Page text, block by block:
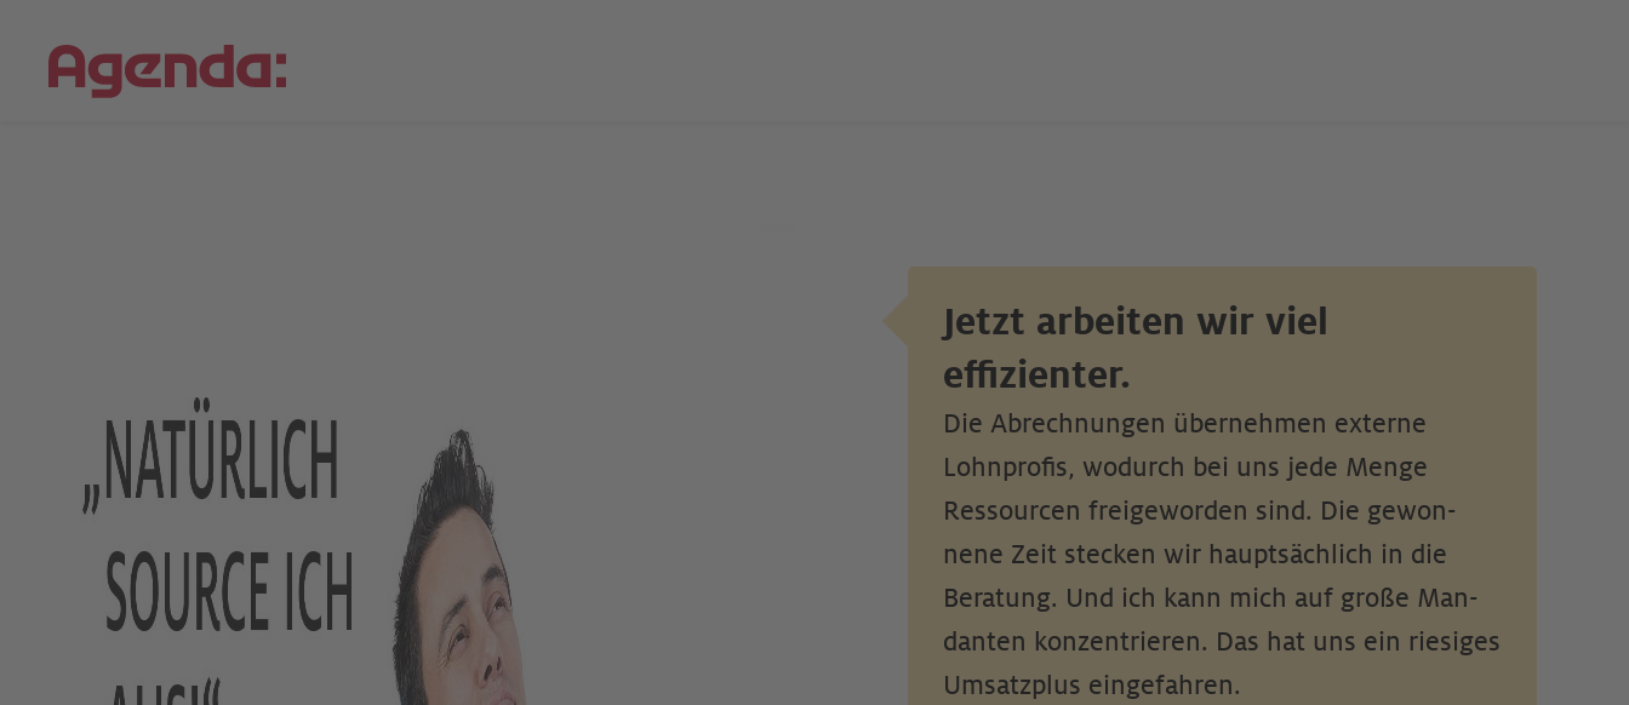
Jetzt arbeiten wir viel
effizienter.
Die Abrechnungen über­neh­men externe
Lohnprofis, wo­durch bei uns jede Menge
Ressourcen freigeworden sind. Die ge­won­
nene Zeit stecken wir haupt­sächlich in die
Beratung. Und ich kann mich auf große Man­
danten konzentrieren. Das hat uns ein riesiges
Umsatzplus eingefahren.